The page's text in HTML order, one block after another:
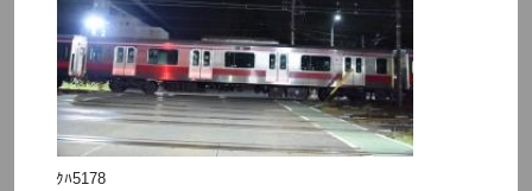
ｸﾊ5178